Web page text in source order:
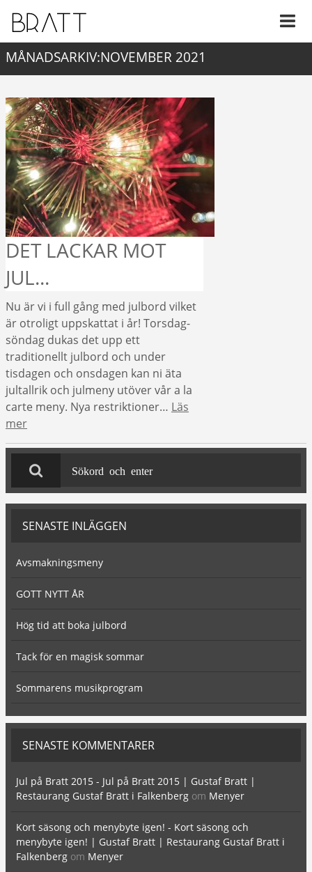
MÅNADSARKIV:NOVEMBER 2021
DET LACKAR MOT
JUL...
Nu är vi i full gång med julbord vilket
är otroligt uppskattat i år! Torsdag-
söndag dukas det upp ett
traditionellt julbord och under
tisdagen och onsdagen kan ni äta
jultallrik och julmeny utöver vår a la
carte meny. Nya restriktioner… Läs
mer
SENASTE INLÄGGEN
Avsmakningsmeny
GOTT NYTT ÅR
Hög tid att boka julbord
Tack för en magisk sommar
Sommarens musikprogram
SENASTE KOMMENTARER
Jul på Bratt 2015 - Jul på Bratt 2015 | Gustaf Bratt |
Restaurang Gustaf Bratt i Falkenberg om Menyer
Kort säsong och menybyte igen! - Kort säsong och
menybyte igen! | Gustaf Bratt | Restaurang Gustaf Bratt i
Falkenberg om Menyer